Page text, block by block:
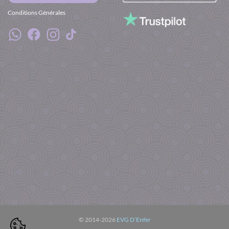
Conditions Générales
© 2014-2026 EVG D’Enfer